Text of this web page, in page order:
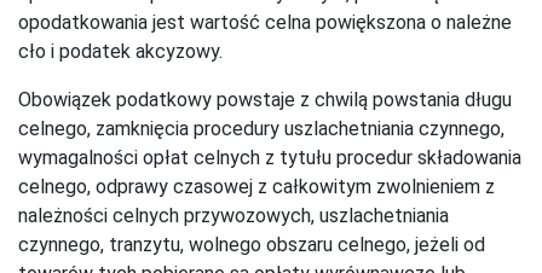
opodatkowania jest wartość celna powiększona o należne
cło i podatek akcyzowy.
Obowiązek podatkowy powstaje z chwilą powstania długu
celnego, zamknięcia procedury uszlachetniania czynnego,
wymagalności opłat celnych z tytułu procedur składowania
celnego, odprawy czasowej z całkowitym zwolnieniem z
należności celnych przywozowych, uszlachetniania
czynnego, tranzytu, wolnego obszaru celnego, jeżeli od